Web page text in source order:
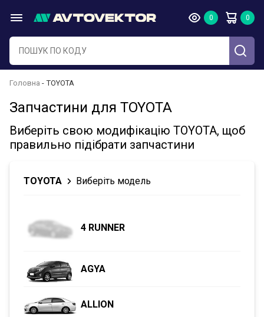
Головна TOYOTA
Запчастини для TOYOTA
Виберіть свою модифікацію TOYOTA, щоб
правильно підібрати запчастини
TOYOTA Виберіть модель
4 RUNNER
AGYA
ALLION